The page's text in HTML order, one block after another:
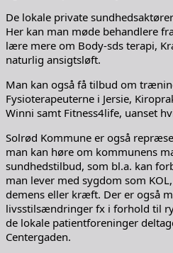
De lokale private
Her kan man møde behandlere
lære mere om Body-sds terapi,
naturlig ansigtsløft.
Man kan også få tilbud om
Fysioterapeuterne i Jersie,
Winni samt Fitness4life, uanset
Solrød Kommune er også
man kan høre om kommunens
sundhedstilbud, som bl.a. kan
man lever med sygdom som
demens eller kræft. Der er også
livsstilsændringer fx i forhold til
de lokale patientforeninger
Centergaden.